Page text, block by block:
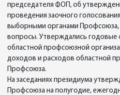
председателя ФОП, об
проведения заочного
выборными органами Профсоюза,
вопросы. Утверждались годовые
областной профсоюзной
доходов и расходов областной
Профсоюза.
На заседаниях президиума
Профсоюза на полугодие,